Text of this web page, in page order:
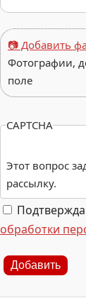
📷 Добавить
Фотографии,
поле
CAPTCHA
Этот вопрос
рассылку.
обработки
Добавить